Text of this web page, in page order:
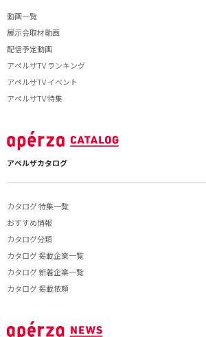
動画一覧
展示会取材動画
配信予定動画
アペルザTV ランキング
アペルザTV イベント
アペルザTV 特集
アペルザカタログ
カタログ 特集一覧
おすすめ情報
カタログ分類
カタログ 掲載企業一覧
カタログ 新着企業一覧
カタログ 掲載依頼